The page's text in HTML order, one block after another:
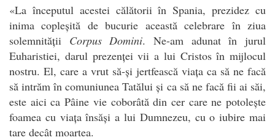
«La începutul acestei călătorii în Spania, prezidez cu
inima copleșită de bucurie această celebrare în ziua
solemnității Corpus Domini. Ne-am adunat în jurul
Euharistiei, darul prezenței vii a lui Cristos în mijlocul
nostru. El, care a vrut să-și jertfească viața ca să ne facă
să intrăm în comuniunea Tatălui și ca să ne facă fii ai săi,
este aici ca Pâine vie coborâtă din cer care ne potolește
foamea cu viața însăși a lui Dumnezeu, cu o iubire mai
tare decât moartea.